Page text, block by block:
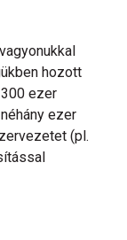
hozott
ezer
ezer
(pl.